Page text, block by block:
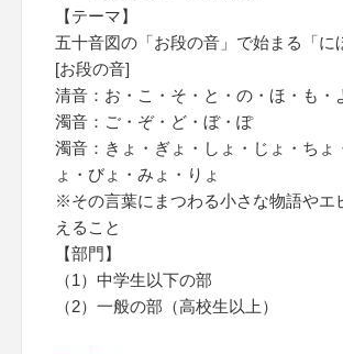
【テーマ】
五十音図の「お段の音」で始まる「に
[お段の音]
清音：お・こ・そ・と・の・ほ・も・
濁音：ご・ぞ・ど・ぼ・ぽ
濁音：きょ・ぎょ・しょ・じょ・ちょ
ょ・びょ・みょ・りょ
※その言葉にまつわる小さな物語やエ
えること
【部門】
（1）中学生以下の部
（2）一般の部（高校生以上）